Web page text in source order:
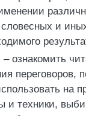
словесных и
ознакомить
переговоров,
на
и техники,